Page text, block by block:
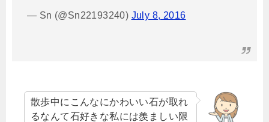
— Sn (@Sn22193240) July 8, 2016
散歩中にこんなにかわいい石が取れ
るなんて石好きな私には羨ましい限